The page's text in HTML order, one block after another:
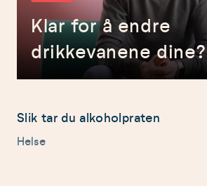
Klar for å endre
drikkevanene dine?
Slik tar du alkoholpraten
Helse